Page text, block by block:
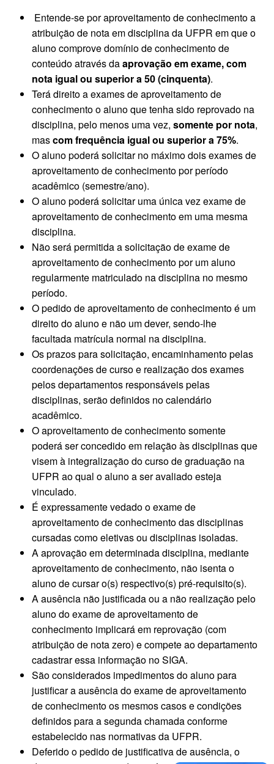
Entende-se por aproveitamento de conhecimento a
atribuição de nota em disciplina da UFPR em que o
aluno comprove domínio de conhecimento de
conteúdo através daaprovação em exame, com
nota igual ou superior a 50 (cinquenta).
Terá direito a exames de aproveitamento de
conhecimento o aluno que tenha sido reprovado na
disciplina, pelo menos uma vez,somente por nota,
mascom frequência igual ou superior a 75%.
O aluno poderá solicitar no máximo dois exames de
aproveitamento de conhecimento por período
acadêmico (semestre/ano).
O aluno poderá solicitar uma única vez exame de
aproveitamento de conhecimento em uma mesma
disciplina.
Não será permitida a solicitação de exame de
aproveitamento de conhecimento por um aluno
regularmente matriculado na disciplina no mesmo
período.
O pedido de aproveitamento de conhecimento é um
direito do aluno e não um dever, sendo-lhe
facultada matrícula normal na disciplina.
Os prazos para solicitação, encaminhamento pelas
coordenações de curso e realização dos exames
pelos departamentos responsáveis pelas
disciplinas, serão definidos no calendário
acadêmico.
O aproveitamento de conhecimento somente
poderá ser concedido em relação às disciplinas que
visem à integralização do curso de graduação na
UFPR ao qual o aluno a ser avaliado esteja
vinculado.
É expressamente vedado o exame de
aproveitamento de conhecimento das disciplinas
cursadas como eletivas ou disciplinas isoladas.
A aprovação em determinada disciplina, mediante
aproveitamento de conhecimento, não isenta o
aluno de cursar o(s) respectivo(s) pré-requisito(s).
A ausência não justificada ou a não realização pelo
aluno do exame de aproveitamento de
conhecimento implicará em reprovação (com
atribuição de nota zero) e compete ao departamento
cadastrar essa informação no SIGA.
São considerados impedimentos do aluno para
justificar a ausência do exame de aproveitamento
de conhecimento os mesmos casos e condições
definidos para a segunda chamada conforme
estabelecido nas normativas da UFPR.
Deferido o pedido de justificativa de ausência, o